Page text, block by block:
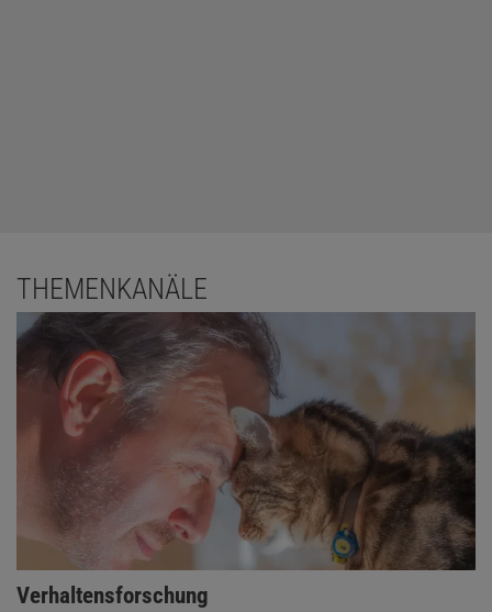
THEMENKANÄLE
Verhaltensforschung